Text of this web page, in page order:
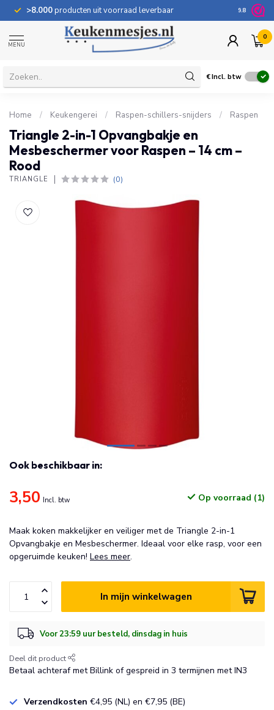
>8.000producten uit voorraad leverbaar 100
9.8
MENU
0
€Incl. btw
Home / Keukengerei / Raspen-schillers-snijders / Raspen
Triangle 2-in-1 Opvangbakje en
Mesbeschermer voor Raspen – 14 cm –
Rood
TRIANGLE (0)
Ook beschikbaar in:
3,50 Incl. btw Op voorraad (1)
Maak koken makkelijker en veiliger met de Triangle 2-in-1
Opvangbakje en Mesbeschermer. Ideaal voor elke rasp, voor een
opgeruimde keuken! Lees meer.
In mijn winkelwagen
Voor 23:59 uur besteld, dinsdag in huis
Deel dit product
Betaal achteraf met Billink of gespreid in 3 termijnen met IN3
Verzendkosten €4,95 (NL) en €7,95 (BE)